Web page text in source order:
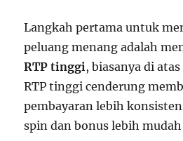
Langkah pertama untuk
peluang menang adalah
RTP tinggi, biasanya di
RTP tinggi cenderung
pembayaran lebih
spin dan bonus lebih